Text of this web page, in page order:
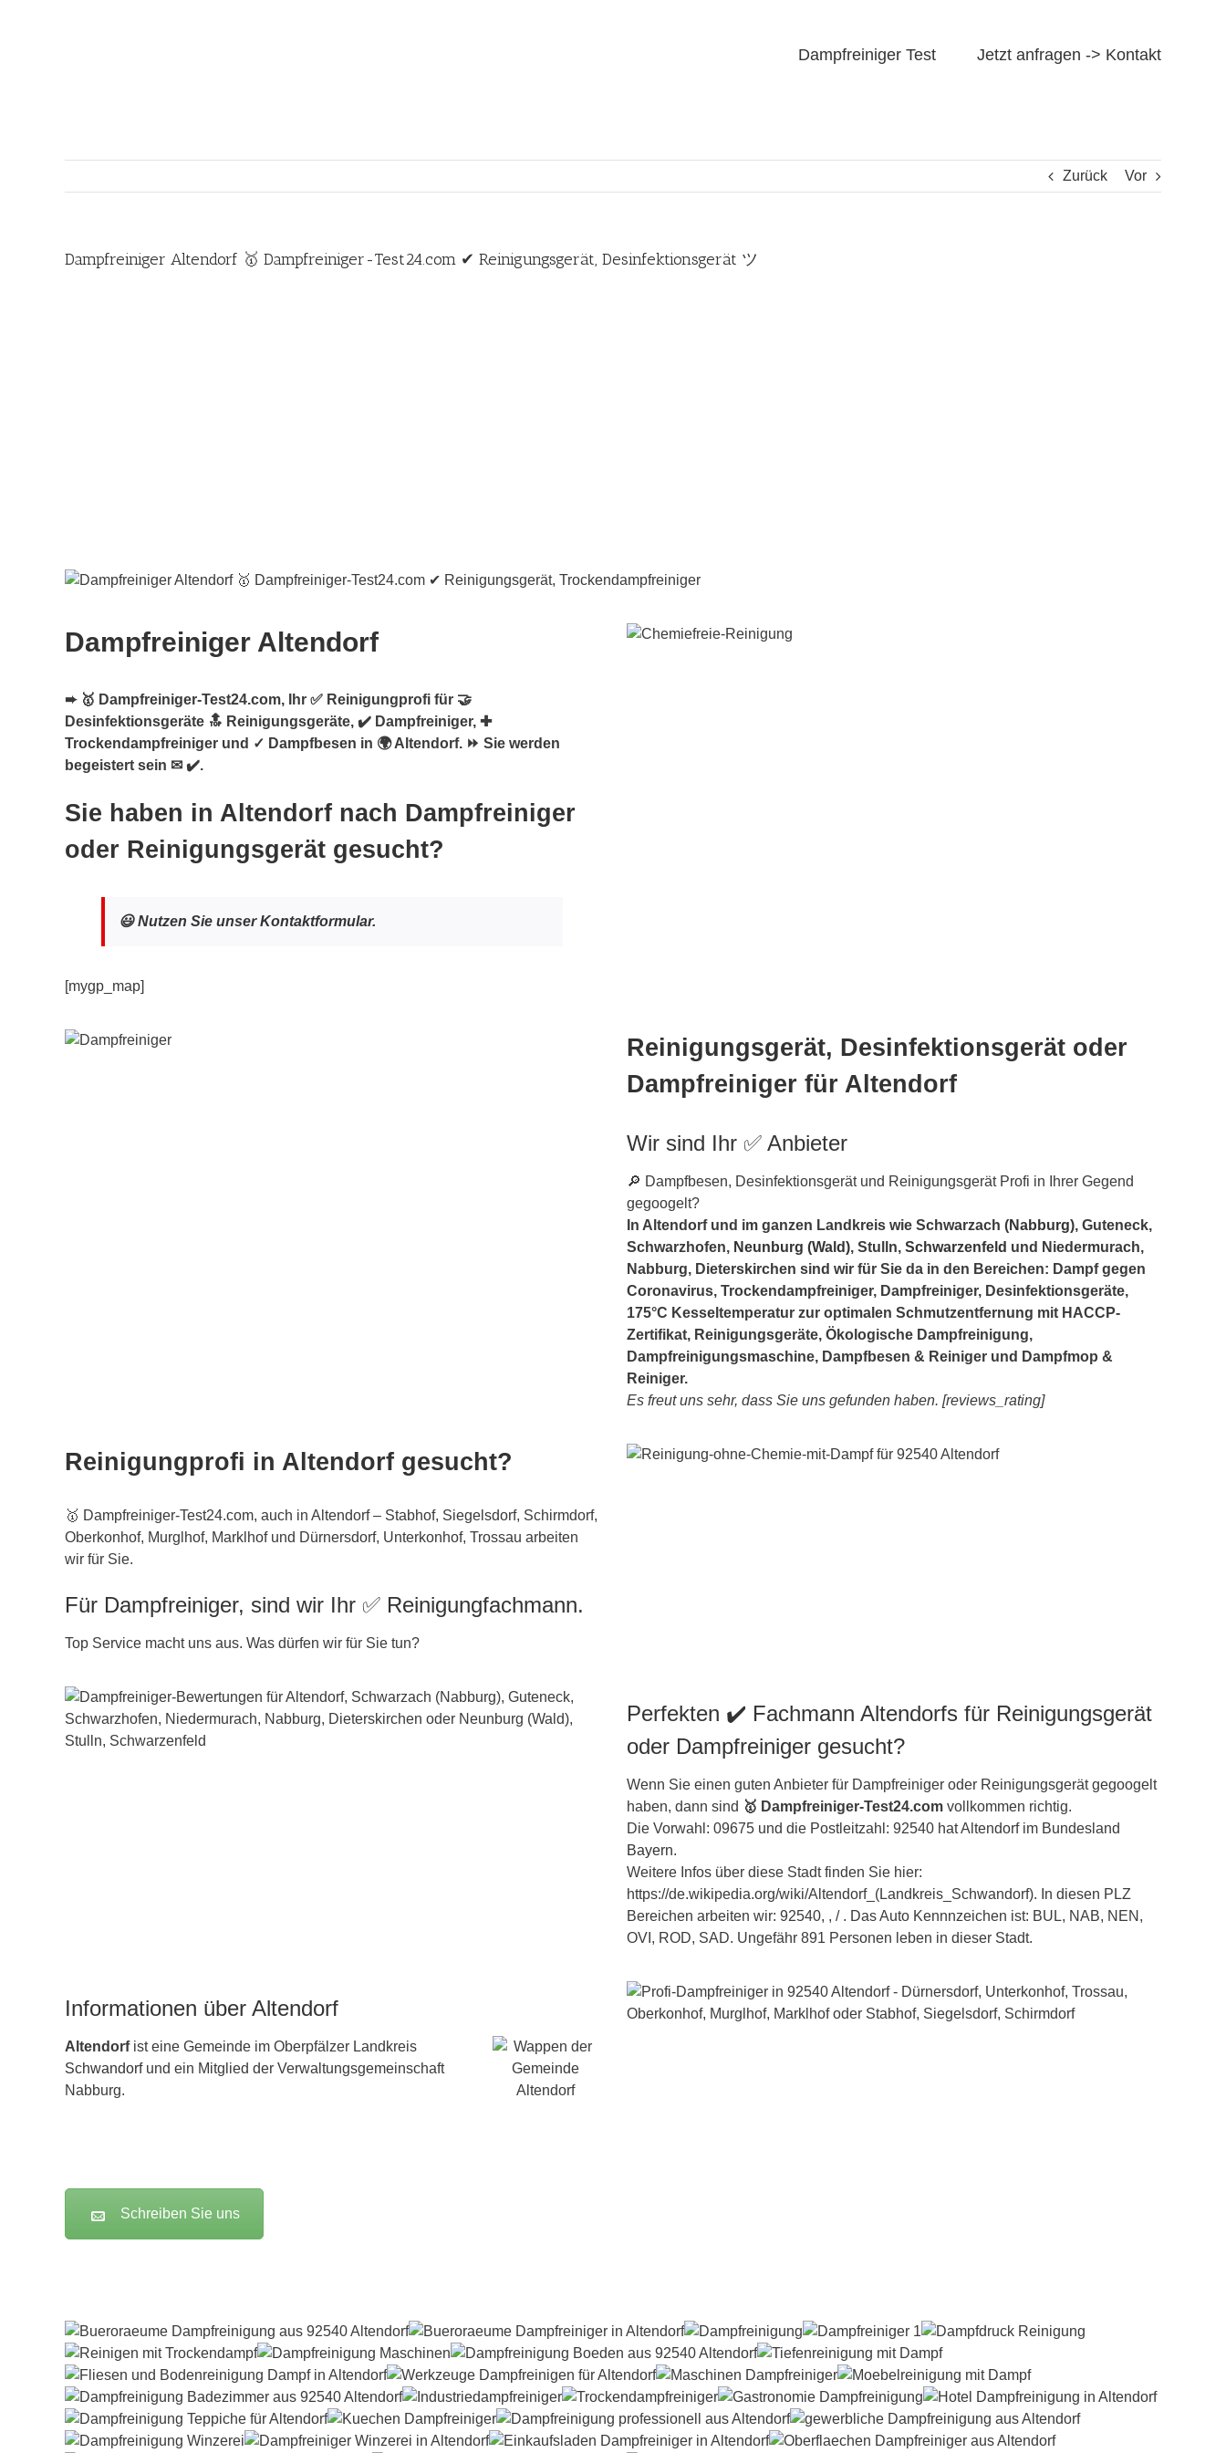
Dampfreiniger Test Jetzt anfragen -> Kontakt
Zurück Vor
Dampfreiniger Altendorf 🥇 Dampfreiniger-Test24.com ✔ Reinigungsgerät, Desinfektionsgerät ツ
Dampfreiniger Altendorf
➨ 🥇 Dampfreiniger-Test24.com, Ihr ✅ Reinigungprofi für 🤝
Desinfektionsgeräte 🔝 Reinigungsgeräte, ✔️ Dampfreiniger, ✚
Trockendampfreiniger und ✓ Dampfbesen in 🌍 Altendorf. ⏩ Sie werden
begeistert sein ✉ ✔️.
Sie haben in Altendorf nach Dampfreiniger
oder Reinigungsgerät gesucht?
😃 Nutzen Sie unser Kontaktformular.
[mygp_map]
Reinigungsgerät, Desinfektionsgerät oder
Dampfreiniger für Altendorf
Wir sind Ihr ✅ Anbieter
🔎 Dampfbesen, Desinfektionsgerät und Reinigungsgerät Profi in Ihrer Gegend
gegoogelt?
In Altendorf und im ganzen Landkreis wie Schwarzach (Nabburg), Guteneck,
Schwarzhofen, Neunburg (Wald), Stulln, Schwarzenfeld und Niedermurach,
Nabburg, Dieterskirchen sind wir für Sie da in den Bereichen: Dampf gegen
Coronavirus, Trockendampfreiniger, Dampfreiniger, Desinfektionsgeräte,
175°C Kesseltemperatur zur optimalen Schmutzentfernung mit HACCP-
Zertifikat, Reinigungsgeräte, Ökologische Dampfreinigung,
Dampfreinigungsmaschine, Dampfbesen & Reiniger und Dampfmop &
Reiniger.
Es freut uns sehr, dass Sie uns gefunden haben. [reviews_rating]
Reinigungprofi in Altendorf gesucht?
🥇 Dampfreiniger-Test24.com, auch in Altendorf – Stabhof, Siegelsdorf, Schirmdorf,
Oberkonhof, Murglhof, Marklhof und Dürnersdorf, Unterkonhof, Trossau arbeiten
wir für Sie.
Für Dampfreiniger, sind wir Ihr ✅ Reinigungfachmann.
Top Service macht uns aus. Was dürfen wir für Sie tun?
Perfekten ✔️ Fachmann Altendorfs für Reinigungsgerät
oder Dampfreiniger gesucht?
Wenn Sie einen guten Anbieter für Dampfreiniger oder Reinigungsgerät gegoogelt
haben, dann sind 🥇 Dampfreiniger-Test24.com vollkommen richtig.
Die Vorwahl: 09675 und die Postleitzahl: 92540 hat Altendorf im Bundesland
Bayern.
Weitere Infos über diese Stadt finden Sie hier:
https://de.wikipedia.org/wiki/Altendorf_(Landkreis_Schwandorf). In diesen PLZ
Bereichen arbeiten wir: 92540, , / . Das Auto Kennnzeichen ist: BUL, NAB, NEN,
OVI, ROD, SAD. Ungefähr 891 Personen leben in dieser Stadt.
Informationen über Altendorf
Altendorfist eine Gemeinde im Oberpfälzer Landkreis
Schwandorfund ein Mitglied der Verwaltungsgemeinschaft
Nabburg.
Schreiben Sie uns